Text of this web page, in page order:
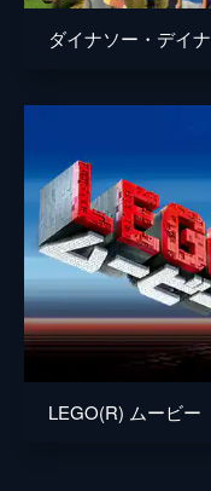
竜が見つかっている。
29分
ダイナソー・デイナ
LEGO(R) ムービー